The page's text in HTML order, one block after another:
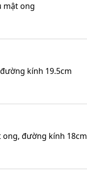
mật ong
kính 19.5cm
ong, đường kính 18cm